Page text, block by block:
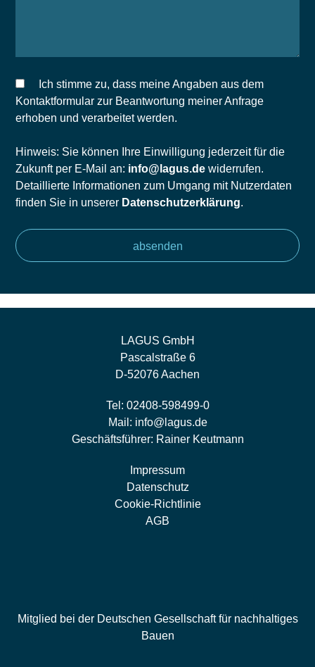
Ich stimme zu, dass meine Angaben aus dem
Kontaktformular zur Beantwortung meiner Anfrage
erhoben und verarbeitet werden.
Hinweis: Sie können Ihre Einwilligung jederzeit für die
Zukunft per E-Mail an: info@lagus.de widerrufen.
Detaillierte Informationen zum Umgang mit Nutzerdaten
finden Sie in unserer Datenschutzerklärung.
LAGUS GmbH
Pascalstraße 6
D-52076 Aachen
Tel: 02408-598499-0
Mail: info@lagus.de
Geschäftsführer: Rainer Keutmann
Impressum
Datenschutz
Cookie-Richtlinie
AGB
Mitglied bei der Deutschen Gesellschaft für nachhaltiges
Bauen